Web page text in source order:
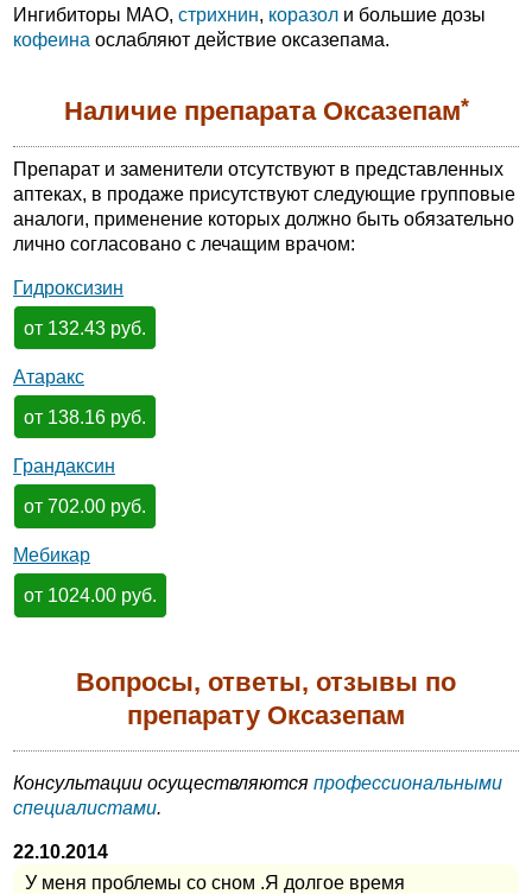
Ингибиторы МАО, стрихнин, коразол и большие дозы
кофеина ослабляют действие оксазепама.
Наличие препарата Оксазепам*
Препарат и заменители отсутствуют в представленных
аптеках, в продаже присутствуют следующие групповые
аналоги, применение которых должно быть обязательно
лично согласовано с лечащим врачом:
Гидроксизин
от 132.43 руб.
Атаракс
от 138.16 руб.
Грандаксин
от 702.00 руб.
Мебикар
от 1024.00 руб.
Вопросы, ответы, отзывы по
препарату Оксазепам
Консультации осуществляются профессиональными
специалистами.
22.10.2014
У меня проблемы со сном .Я долгое время